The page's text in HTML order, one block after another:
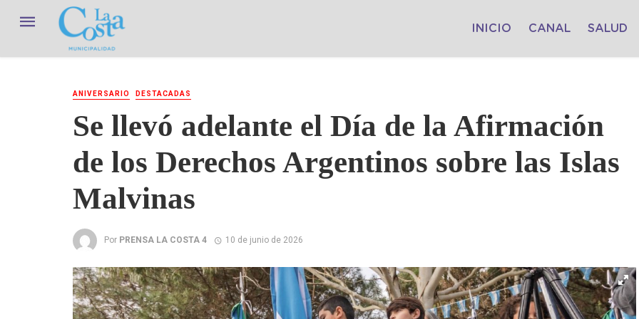
INICIO CANAL SALUD
ANIVERSARIO DESTACADAS
Se llevó adelante el Día de la Afirmación
de los Derechos Argentinos sobre las Islas
Malvinas
Por PRENSA LA COSTA 4 10 de junio de 2026